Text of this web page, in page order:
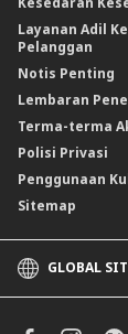
Layanan Adil
Pelanggan
Notis Penting
Lembaran
Terma-terma
Polisi Privasi
Penggunaan
Sitemap
GLOBAL